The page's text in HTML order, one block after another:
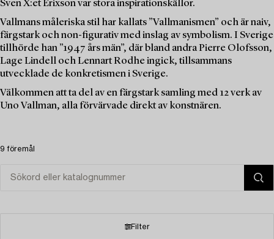
Sven X:et Erixson var stora inspirationskällor.
Vallmans måleriska stil har kallats ”Vallmanismen” och är naiv,
färgstark och non-figurativ med inslag av symbolism. I Sverige
tillhörde han ”1947 års män”, där bland andra Pierre Olofsson,
Lage Lindell och Lennart Rodhe ingick, tillsammans
utvecklade de konkretismen i Sverige.
Välkommen att ta del av en färgstark samling med 12 verk av
Uno Vallman, alla förvärvade direkt av konstnären.
9 föremål
Filter